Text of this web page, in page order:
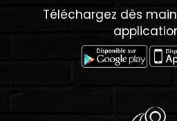
Téléchargez dès